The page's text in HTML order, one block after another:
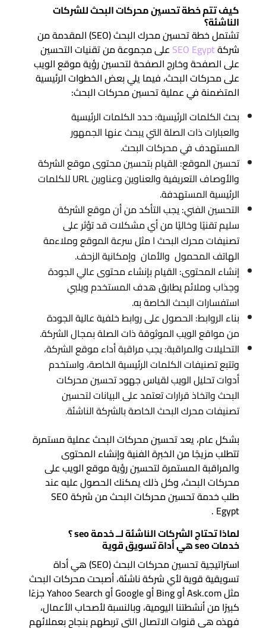
كيف تتم خطة تحسين محركات البحث للشركات
الناشئة؟
تشتمل خطة تحسين محرك البحث (SEO) المقدمة من
شركةSEO Egypt على مجموعة من تقنيات التحسين
على الصفحة وخارج الصفحة لتحسين رؤية موقع الويب
على محركات البحث، فيما يلي بعض الخطوات الرئيسية
المتضمنة في عملية تحسين محركات البحث:
بحث الكلمات الرئيسية: حدد الكلمات الرئيسية
والعبارات ذات الصلة التي يبحث عنها الجمهور
المستهدف في محركات البحث.
تحسين الموقع: القيام بتحسين محتوى موقع الشركة
والأوصاف التعريفية والعناوين وعناوين URL للكلمات
الرئيسية المستهدفة.
التحسين الفني: يجب التأكد من أن موقع الشركة
سليم تقنيًا وخاليًا من أي مشكلات قد تؤثر على
تصنيفات محرك البحث ا مثل سرعة الموقع وملاءمة
الهاتف المحمول والأمان وإمكانية الزحف.
إنشاء المحتوى: القيام بإنشاء محتوى عالي الجودة
وجذاب وملائم يطابق هدف المستخدم ويلبي
استفسارات البحث الخاصة به.
بناء الروابط: الحصول على روابط خلفية عالية الجودة
من مواقع الويب الموثوقة ذات الصلة بمجال الشركة.
التحليلات والمراقبة: يجب مراقبة أداء موقع الشركة،
وتتبع تصنيفات الكلمات الرئيسية الخاصة، واستخدم
أدوات تحليل الويب لقياس جهود تحسين محركات
البحث واتخاذ قرارات تعتمد على البيانات لتحسين
تصنيفات محرك البحث الخاصة بالشركة الناشئة.
بشكل عام، يعد تحسين محركات البحث عملية مستمرة
تتطلب مزيجًا من الخبرة الفنية وإنشاء المحتوى
والمراقبة المستمرة لتحسين رؤية موقع الويب على
محركات البحث، وكل ذلك يمكنك الحصول عليه عند
طلب خدمة تحسين محركات البحث من شركة SEO
Egypt .
لماذا تحتاج الشركات الناشئة لــخدمة seo ؟
خدمات seo هي أداة تسويق قوية
استراتيجية تحسين محركات البحث (SEO) هي أداة
تسويقية قوية لأي شركة ناشئة، أصبحت محركات البحث
مثل Ask.com أو Bing أو Google أو Yahoo Search جزءًا
كبيرًا من أنشطتنا اليومية، وبالنسبة لأصحاب الأعمال،
فهذه هي قنوات الاتصال التي تربطهم بنجاح بعملائهم